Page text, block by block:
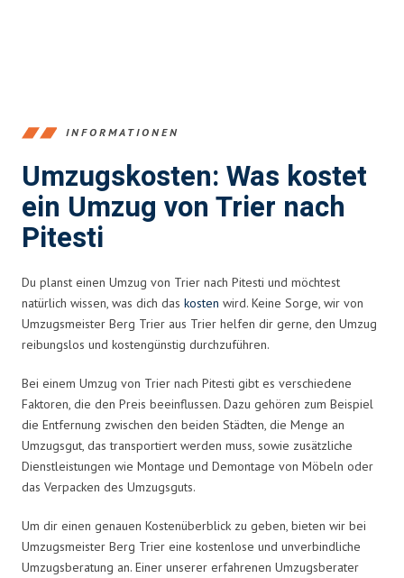
INFORMATIONEN
Umzugskosten: Was kostet
ein Umzug von Trier nach
Pitesti
Du planst einen Umzug von Trier nach Pitesti und möchtest
natürlich wissen, was dich das kosten wird. Keine Sorge, wir von
Umzugsmeister Berg Trier aus Trier helfen dir gerne, den Umzug
reibungslos und kostengünstig durchzuführen.
Bei einem Umzug von Trier nach Pitesti gibt es verschiedene
Faktoren, die den Preis beeinflussen. Dazu gehören zum Beispiel
die Entfernung zwischen den beiden Städten, die Menge an
Umzugsgut, das transportiert werden muss, sowie zusätzliche
Dienstleistungen wie Montage und Demontage von Möbeln oder
das Verpacken des Umzugsguts.
Um dir einen genauen Kostenüberblick zu geben, bieten wir bei
Umzugsmeister Berg Trier eine kostenlose und unverbindliche
Umzugsberatung an. Einer unserer erfahrenen Umzugsberater